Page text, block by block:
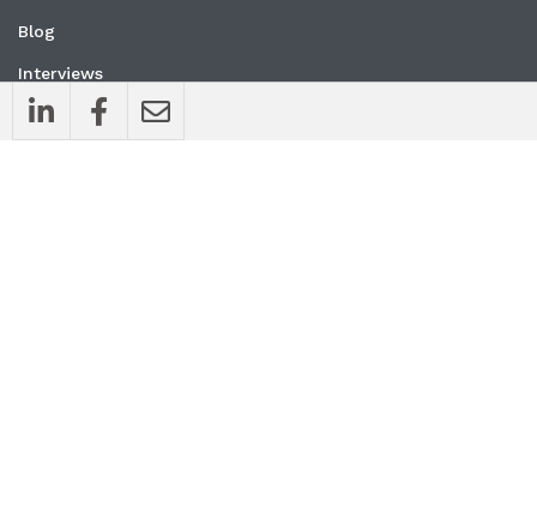
Blog
Interviews
Nieuws